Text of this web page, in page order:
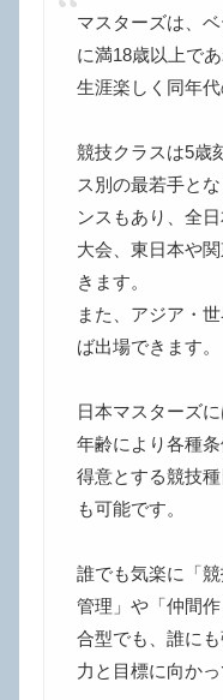
マスターズは、
に満18歳以上で
生涯楽しく同年代
競技クラスは5歳
ス別の最若手と
ンスもあり、全
大会、東日本や
きます。
また、アジア・
ば出場できます。
日本マスターズ
年齢により各種
得意とする競技
も可能です。
誰でも気楽に「
管理」や「仲間
合型でも、誰に
力と目標に向か